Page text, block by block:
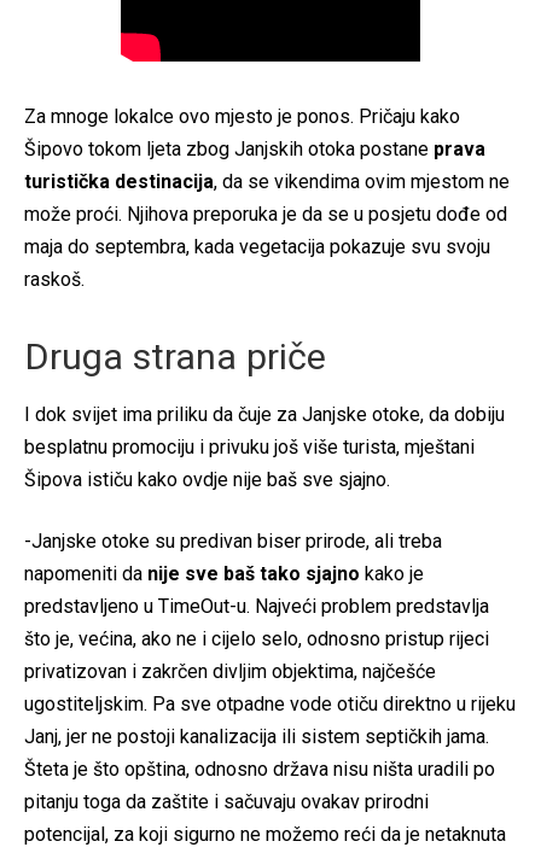
Za mnoge lokalce ovo mjesto je ponos. Pričaju kako
Šipovo tokom ljeta zbog Janjskih otoka postane prava
turistička destinacija, da se vikendima ovim mjestom ne
može proći. Njihova preporuka je da se u posjetu dođe od
maja do septembra, kada vegetacija pokazuje svu svoju
raskoš.
Druga strana priče
I dok svijet ima priliku da čuje za Janjske otoke, da dobiju
besplatnu promociju i privuku još više turista, mještani
Šipova ističu kako ovdje nije baš sve sjajno.
-Janjske otoke su predivan biser prirode, ali treba
napomeniti da nije sve baš tako sjajno kako je
predstavljeno u TimeOut-u. Najveći problem predstavlja
što je, većina, ako ne i cijelo selo, odnosno pristup rijeci
privatizovan i zakrčen divljim objektima, najčešće
ugostiteljskim. Pa sve otpadne vode otiču direktno u rijeku
Janj, jer ne postoji kanalizacija ili sistem septičkih jama.
Šteta je što opština, odnosno država nisu ništa uradili po
pitanju toga da zaštite i sačuvaju ovakav prirodni
potencijal, za koji sigurno ne možemo reći da je netaknuta